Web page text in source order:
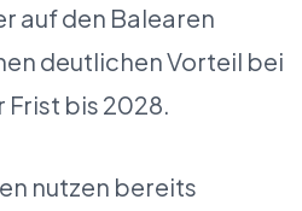
auf den Balearen
deutlichen Vorteil bei
Frist bis 2028.
nutzen bereits